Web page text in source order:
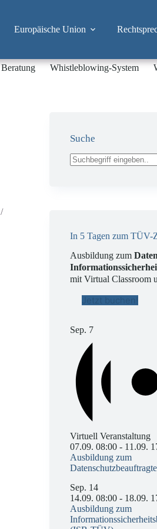
Europäische Union
Beratung Whistleblowing-System
/
Suche
In 5 Tagen zum TÜV-
Ausbildung zum
mit Virtual Classroom
Jetzt buchen!
Sep. 7
Virtuell Veranstaltung
07.09. 08:00 - 11.09.
Ausbildung zum
Sep. 14
14.09. 08:00 - 18.09.
Ausbildung zum